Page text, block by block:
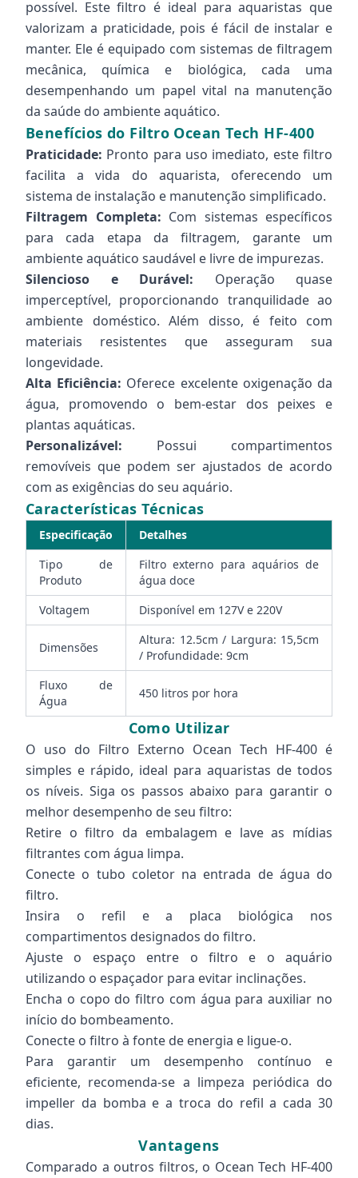
possível. Este filtro é ideal para aquaristas que
valorizam a praticidade, pois é fácil de instalar e
manter. Ele é equipado com sistemas de filtragem
mecânica, química e biológica, cada uma
desempenhando um papel vital na manutenção
da saúde do ambiente aquático.
Benefícios do Filtro Ocean Tech HF-400
Praticidade: Pronto para uso imediato, este filtro
facilita a vida do aquarista, oferecendo um
sistema de instalação e manutenção simplificado.
Filtragem Completa: Com sistemas específicos
para cada etapa da filtragem, garante um
ambiente aquático saudável e livre de impurezas.
Silencioso e Durável: Operação quase
imperceptível, proporcionando tranquilidade ao
ambiente doméstico. Além disso, é feito com
materiais resistentes que asseguram sua
longevidade.
Alta Eficiência: Oferece excelente oxigenação da
água, promovendo o bem-estar dos peixes e
plantas aquáticas.
Personalizável: Possui compartimentos
removíveis que podem ser ajustados de acordo
com as exigências do seu aquário.
Características Técnicas
Especificação
Detalhes
Tipo de
Produto
Filtro externo para aquários de
água doce
Voltagem
Disponível em 127V e 220V
Dimensões
Altura: 12.5cm / Largura: 15,5cm
/ Profundidade: 9cm
Fluxo de
Água
450 litros por hora
Como Utilizar
O uso do Filtro Externo Ocean Tech HF-400 é
simples e rápido, ideal para aquaristas de todos
os níveis. Siga os passos abaixo para garantir o
melhor desempenho de seu filtro:
Retire o filtro da embalagem e lave as mídias
filtrantes com água limpa.
Conecte o tubo coletor na entrada de água do
filtro.
Insira o refil e a placa biológica nos
compartimentos designados do filtro.
Ajuste o espaço entre o filtro e o aquário
utilizando o espaçador para evitar inclinações.
Encha o copo do filtro com água para auxiliar no
início do bombeamento.
Conecte o filtro à fonte de energia e ligue-o.
Para garantir um desempenho contínuo e
eficiente, recomenda-se a limpeza periódica do
impeller da bomba e a troca do refil a cada 30
dias.
Vantagens
Comparado a outros filtros, o Ocean Tech HF-400